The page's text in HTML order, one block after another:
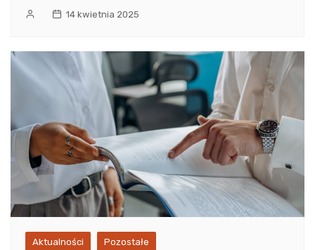
14 kwietnia 2025
Aktualności Pozostałe